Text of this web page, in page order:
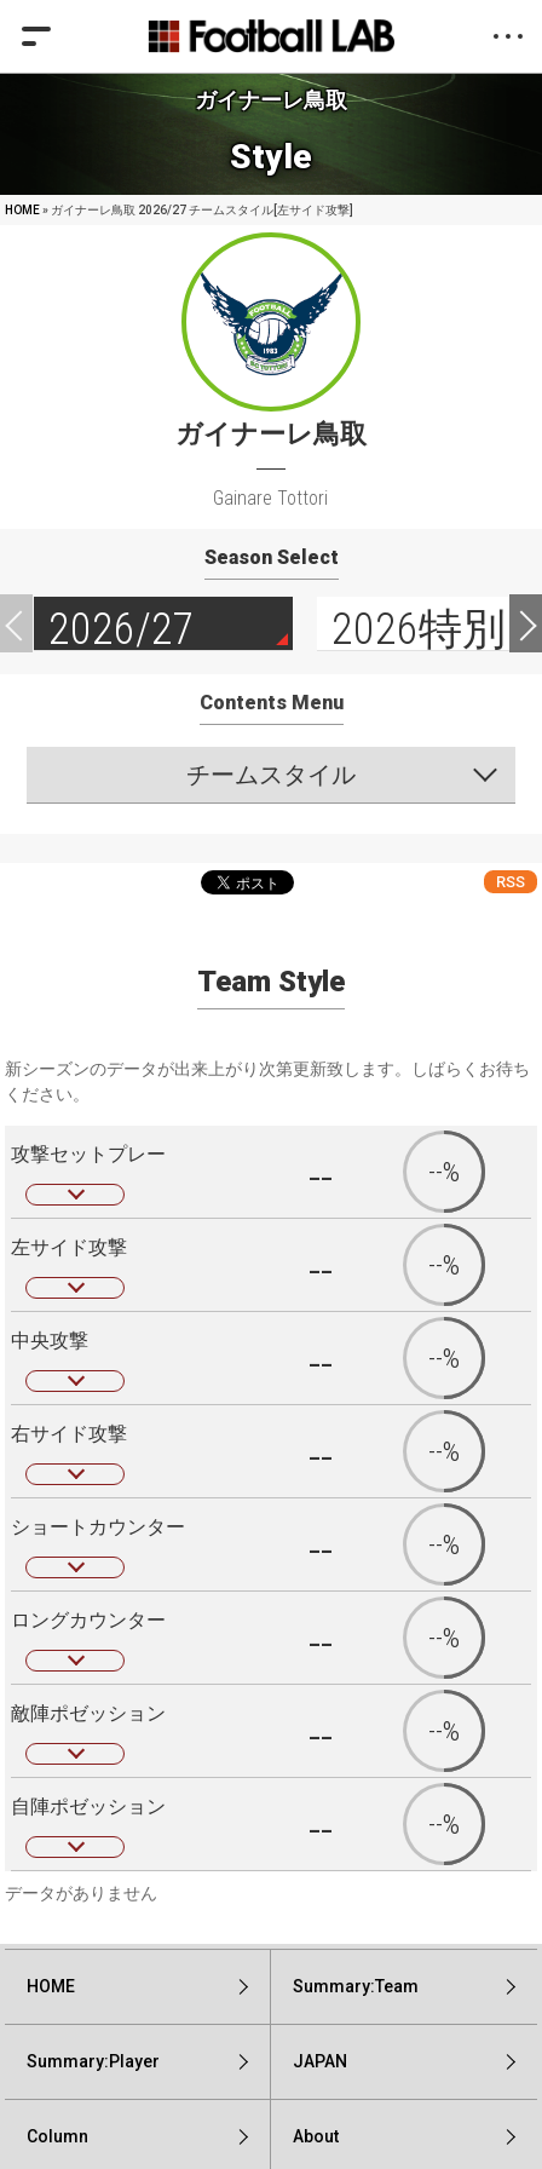
ガイナーレ鳥取
Style
HOME» ガイナーレ鳥取 2026/27 チームスタイル[左サイド攻撃]
ガイナーレ鳥取
Gainare Tottori
Season Select
2026/27 2026特別
Contents Menu
チームスタイル
RSS
Team Style
新シーズンのデータが出来上がり次第更新致します。しばらくお待ち
ください。
攻撃セットプレー -- --%
左サイド攻撃 -- --%
中央攻撃 -- --%
右サイド攻撃 -- --%
ショートカウンター -- --%
ロングカウンター -- --%
敵陣ポゼッション -- --%
自陣ポゼッション -- --%
データがありません
HOME Summary:Team
Summary:Player JAPAN
Column About